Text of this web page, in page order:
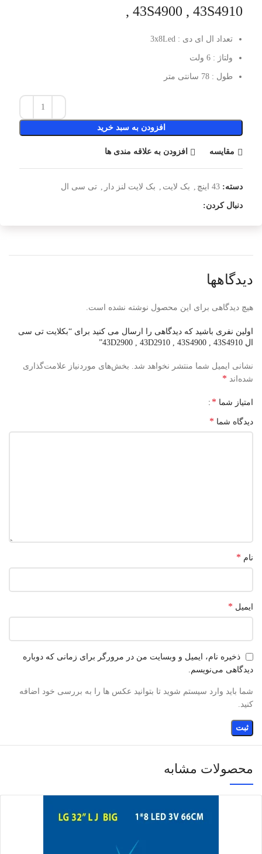
, 43S4900 , 43S4910
تعداد ال ای دی : 3x8Led
ولتاژ : 6 ولت
طول : 78 سانتی متر
افزودن به سبد خرید
مقایسه افزودن به علاقه مندی ها
دسته: 43 اینچ بک لایت بک لایت لنز دار تی سی ال
دنبال کردن:
دیدگاهها
هیچ دیدگاهی برای این محصول نوشته نشده است.
اولین نفری باشید که دیدگاهی را ارسال می کنید برای “بکلایت تی سی
ال 43D2900 , 43D2910 , 43S4900 , 43S4910”
نشانی ایمیل شما منتشر نخواهد شد.
بخش‌های موردنیاز علامت‌گذاری
شده‌اند *
امتیاز شما *
دیدگاه شما *
نام *
ایمیل *
ذخیره نام، ایمیل و وبسایت من در مرورگر برای زمانی که دوباره
دیدگاهی می‌نویسم.
شما باید وارد سیستم شوید تا بتوانید عکس ها را به بررسی خود اضافه
کنید.
محصولات مشابه